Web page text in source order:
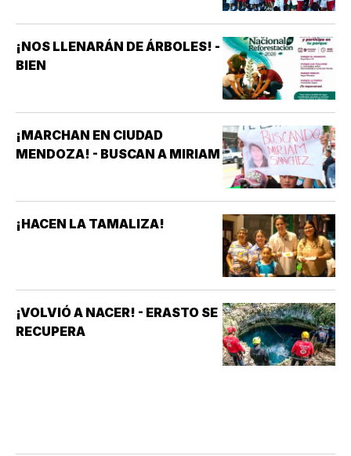
¡NOS LLENARÁN DE ÁRBOLES! -
BIEN
¡MARCHAN EN CIUDAD
MENDOZA! - BUSCAN A MIRIAM
¡HACEN LA TAMALIZA!
¡VOLVIÓ A NACER! - ERASTO SE
RECUPERA